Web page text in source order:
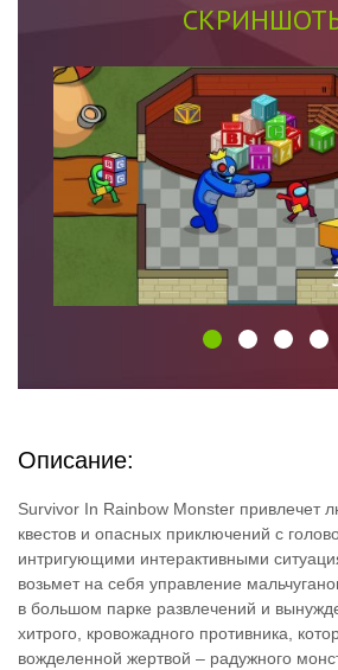
Описание:
Survivor In Rainbow Monster привлечет
квестов и опасных приключений с
интригующими интерактивными
возьмет на себя управление
в большом парке развлечений и
хитрого, кровожадного противника,
вожделенной жертвой – радужного